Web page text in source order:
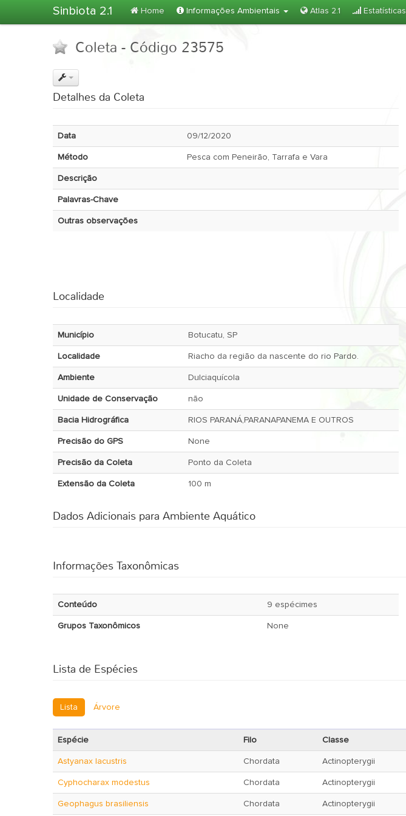
Sinbiota 2.1 Home Informações Ambientais Atlas 2.1 Estatísticas
Coleta - Código 23575
Detalhes da Coleta
Data 09/12/2020
Método Pesca com Peneirão, Tarrafa e Vara
Descrição
Palavras-Chave
Outras observações
Localidade
Município Botucatu, SP
Localidade Riacho da região da nascente do rio Pardo.
Ambiente Dulciaquícola
Unidade de Conservação não
Bacia Hidrográfica RIOS PARANÁ,PARANAPANEMA E OUTROS
Precisão do GPS None
Precisão da Coleta Ponto da Coleta
Extensão da Coleta 100 m
Dados Adicionais para Ambiente Aquático
Informações Taxonômicas
Conteúdo 9 espécimes
Grupos Taxonômicos None
Lista de Espécies
Lista Árvore
Espécie Filo Classe
Astyanax lacustris Chordata Actinopterygii
Cyphocharax modestus Chordata Actinopterygii
Geophagus brasiliensis Chordata Actinopterygii